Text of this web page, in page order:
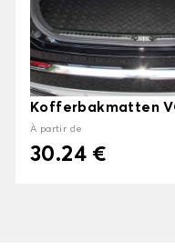
Kofferbakmatten
À partir de
30.24 €